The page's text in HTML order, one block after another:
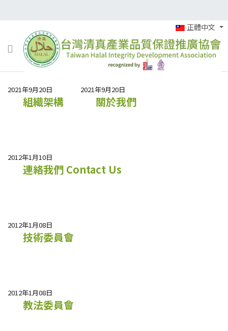
正體中文
2021年9月20日
組織架構
2021年9月20日
關於我們
2012年1月10日
連絡我們 Contact Us
2012年1月08日
技術委員會
2012年1月08日
教法委員會